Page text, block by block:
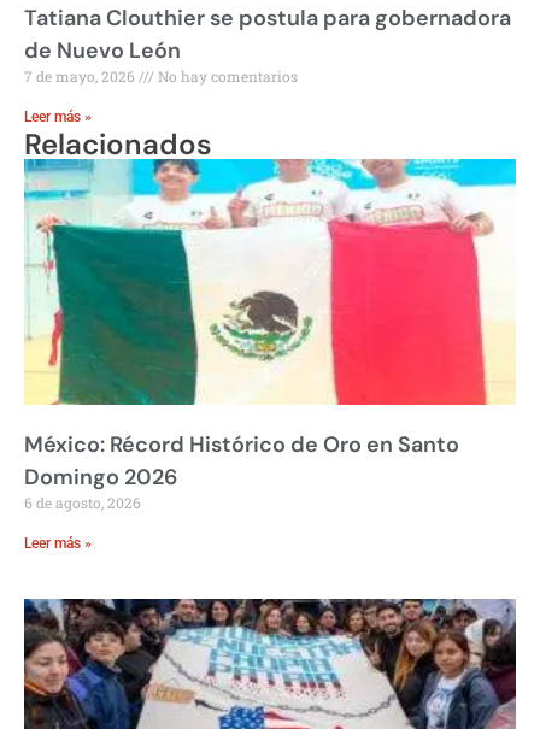
Tatiana Clouthier se postula para gobernadora
de Nuevo León
7 de mayo, 2026 No hay comentarios
Leer más »
Relacionados
México: Récord Histórico de Oro en Santo
Domingo 2026
6 de agosto, 2026
Leer más »